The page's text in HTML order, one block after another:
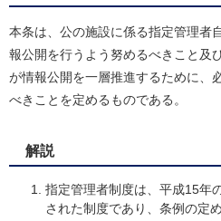
本条は、公の施設に係る指定管理者
報公開を行うよう努めるべきこと及
が情報公開を一層推進するために、
べきことを定めるものである。
解説
指定管理者制度は、平成15年
された制度であり、条例の定